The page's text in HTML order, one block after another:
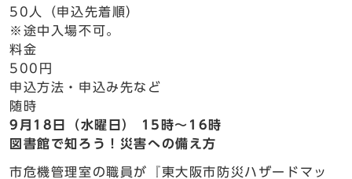
50人（申込先着順）
※途中入場不可。
料金
500円
申込方法・申込み先など
随時
9月18日（水曜日） 15時～16時
図書館で知ろう！災害への備え方
市危機管理室の職員が『東大阪市防災ハザードマッ